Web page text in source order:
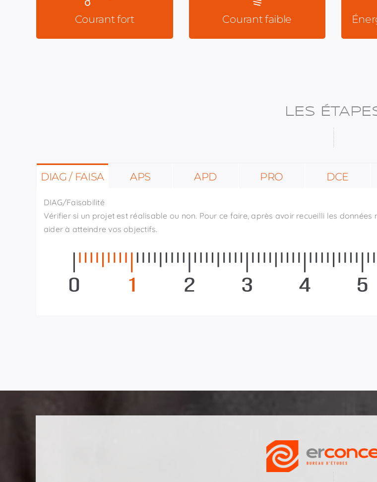
Courant fort
Pieuvres & incorporation
Courant faible
Vidéo Surveillance/Protection,
Contrôle accès, Intrusion,
LES
DIAG / FAISA APS APD PRO DCE
DIAG/Faisabilité
Vérifier si un projet est réalisable ou non. Pour ce faire, après avoir recueilli les
aider à atteindre vos objectifs.